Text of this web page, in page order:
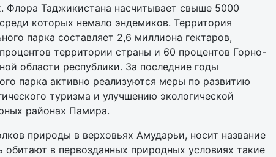
Флора Таджикистана насчитывает свыше 5000
которых немало эндемиков. Территория
парка составляет 2,6 миллиона гектаров,
территории страны и 60 процентов Горно-
области республики. За последние годы
парка активно реализуются меры по развитию
туризма и улучшению экологической
районах Памира.
природы в верховьях Амударьи, носит название
обитают в первозданных природных условиях такие